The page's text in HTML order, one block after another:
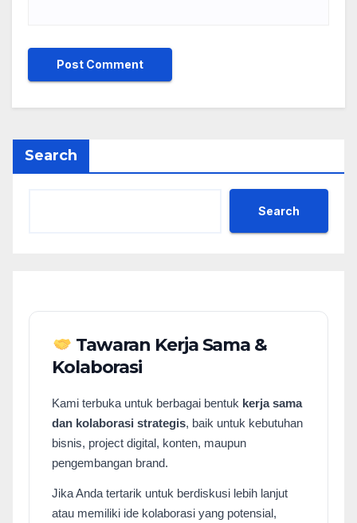
Search
Search
Tawaran Kerja Sama &
Kolaborasi
Kami terbuka untuk berbagai bentuk kerja sama
dan kolaborasi strategis, baik untuk kebutuhan
bisnis, project digital, konten, maupun
pengembangan brand.
Jika Anda tertarik untuk berdiskusi lebih lanjut
atau memiliki ide kolaborasi yang potensial,